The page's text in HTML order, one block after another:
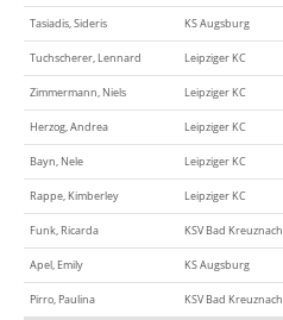
Tasiadis, Sideris KS Augsburg
Tuchscherer, Lennard Leipziger KC
Zimmermann, Niels Leipziger KC
Herzog, Andrea Leipziger KC
Bayn, Nele Leipziger KC
Rappe, Kimberley Leipziger KC
Funk, Ricarda KSV Bad Kreuznach
Apel, Emily KS Augsburg
Pirro, Paulina KSV Bad Kreuznach